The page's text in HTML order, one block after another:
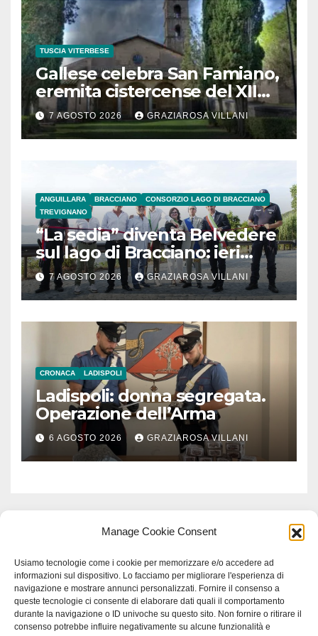
Manage Cookie Consent
Usiamo tecnologie come i cookie per memorizzare e/o accedere ad
informazioni sul dispositivo. Lo facciamo per migliorare l'esperienza di
navigazione e mostrare annunci personalizzati. Fornire il consenso a
queste tecnologie ci consente di elaborare dati quali il comportamento
durante la navigazione o ID univoche su questo sito. Non fornire o ritirare il
consenso potrebbe influire negativamente su alcune funzionalità e
TUSCIA VITERBESE
Gallese celebra San Famiano,
eremita cistercense del XII
secolo
7 AGOSTO 2026 GRAZIAROSA VILLANI
ANGUILLARA BRACCIANO
CONSORZIO LAGO DI BRACCIANO
TREVIGNANO
“La sedia” diventa Belvedere
sul lago di Bracciano: ieri
l’inaugurazione
7 AGOSTO 2026 GRAZIAROSA VILLANI
CRONACA LADISPOLI
Ladispoli: donna segregata.
Operazione dell’Arma
6 AGOSTO 2026 GRAZIAROSA VILLANI